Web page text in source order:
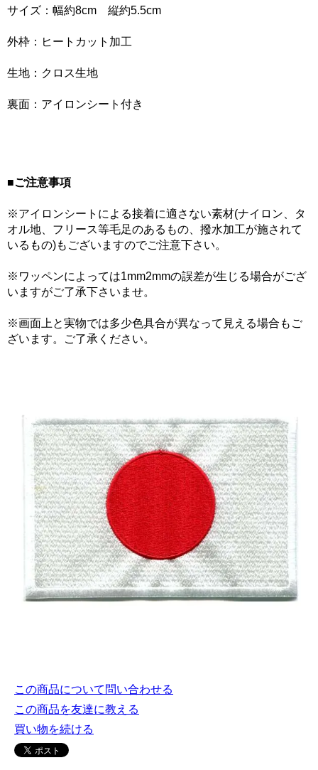
サイズ：幅約8cm 縦約5.5cm
外枠：ヒートカット加工
生地：クロス生地
裏面：アイロンシート付き
■ご注意事項
※アイロンシートによる接着に適さない素材(ナイロン、タ
オル地、フリース等毛足のあるもの、撥水加工が施されて
いるもの)もございますのでご注意下さい。
※ワッペンによっては1mm2mmの誤差が生じる場合がござ
いますがご了承下さいませ。
※画面上と実物では多少色具合が異なって見える場合もご
ざいます。ご了承ください。
この商品について問い合わせる
この商品を友達に教える
買い物を続ける